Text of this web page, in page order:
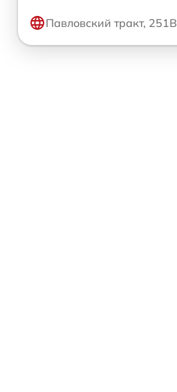
Павловский тракт, 251В